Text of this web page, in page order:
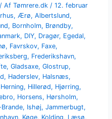
/ AfTømrere.dk /12. februar
, Ærø,Albertslund,
, Bornholm, Brøndby,
, DIY, Dragør, Egedal,
, Favrskov, Faxe,
, Frederikshavn,
,Gladsaxe,Glostrup,
, Haderslev, Halsnæs,
Herning, Hillerød, Hjørring,
, Horsens, Hørsholm,
, Ishøj,Jammerbugt,
, Køge, Kolding, Læsø,